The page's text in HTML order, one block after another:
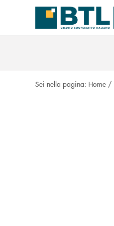
Salta al contenuto principale
Sei nella pagina: Home /